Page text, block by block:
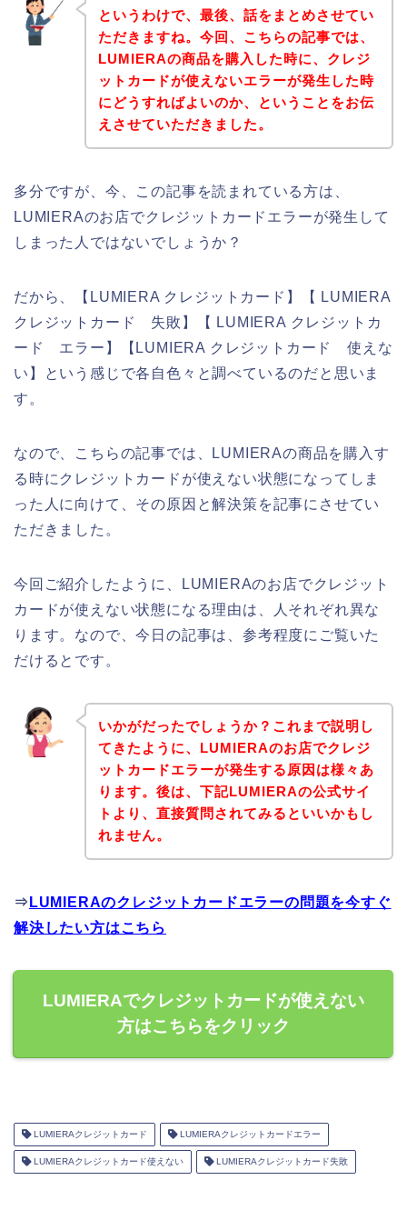
というわけで、最後、話をまとめさせてい
ただきますね。今回、こちらの記事では、
LUMIERAの商品を購入した時に、クレジ
ットカードが使えないエラーが発生した時
にどうすればよいのか、ということをお伝
えさせていただきました。
多分ですが、今、この記事を読まれている方は、
LUMIERAのお店でクレジットカードエラーが発生して
しまった人ではないでしょうか？
だから、【LUMIERA クレジットカード】【 LUMIERA
クレジットカード 失敗】【 LUMIERA クレジットカ
ード エラー】【LUMIERA クレジットカード 使えな
い】という感じで各自色々と調べているのだと思いま
す。
なので、こちらの記事では、LUMIERAの商品を購入す
る時にクレジットカードが使えない状態になってしま
った人に向けて、その原因と解決策を記事にさせてい
ただきました。
今回ご紹介したように、LUMIERAのお店でクレジット
カードが使えない状態になる理由は、人それぞれ異な
ります。なので、今日の記事は、参考程度にご覧いた
だけるとです。
いかがだったでしょうか？これまで説明し
てきたように、LUMIERAのお店でクレジ
ットカードエラーが発生する原因は様々あ
ります。後は、下記LUMIERAの公式サイ
トより、直接質問されてみるといいかもし
れません。
⇒ LUMIERAのクレジットカードエラーの問題を今すぐ
解決したい方はこちら
LUMIERAでクレジットカードが使えない
方はこちらをクリック
LUMIERAクレジットカード LUMIERAクレジットカードエラー
LUMIERAクレジットカード使えない LUMIERAクレジットカード失敗